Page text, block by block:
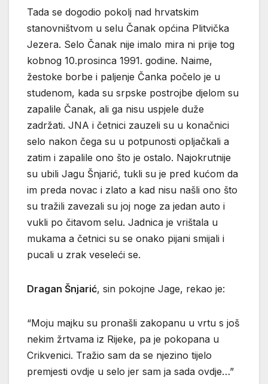
Tada se dogodio pokolj nad hrvatskim
stanovništvom u selu Čanak općina Plitvička
Jezera. Selo Čanak nije imalo mira ni prije tog
kobnog 10.prosinca 1991. godine. Naime,
žestoke borbe i paljenje Čanka počelo je u
studenom, kada su srpske postrojbe djelom su
zapalile Čanak, ali ga nisu uspjele duže
zadržati. JNA i četnici zauzeli su u konačnici
selo nakon čega su u potpunosti opljačkali a
zatim i zapalile ono što je ostalo. Najokrutnije
su ubili Jagu Šnjarić, tukli su je pred kućom da
im preda novac i zlato a kad nisu našli ono što
su tražili zavezali su joj noge za jedan auto i
vukli po čitavom selu. Jadnica je vrištala u
mukama a četnici su se onako pijani smijali i
pucali u zrak veseleći se.
Dragan Šnjarić, sin pokojne Jage, rekao je:
“Moju majku su pronašli zakopanu u vrtu s još
nekim žrtvama iz Rijeke, pa je pokopana u
Crikvenici. Tražio sam da se njezino tijelo
premjesti ovdje u selo jer sam ja sada ovdje…”